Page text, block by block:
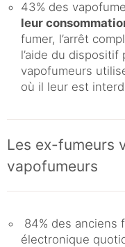
43% des
leur
fumer, l’arrêt
l’aide du dispositif
vapofumeurs
où il leur est
Les ex-fumeurs
vapofumeurs
84% des anciens
électronique